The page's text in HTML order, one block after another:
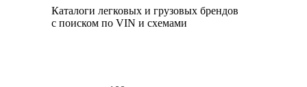
Каталоги легковых и грузовых брендов
с поиском по VIN и схемами